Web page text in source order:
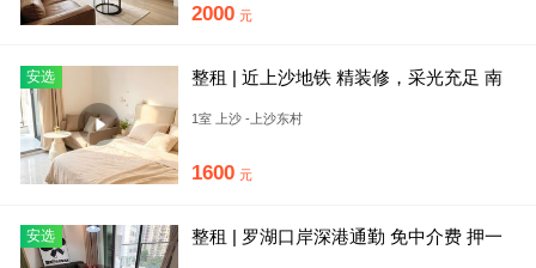
2000 元
安选
整租 | 近上沙地铁 精装修，采光充足 南
1室 上沙 -上沙东村
1600 元
安选
整租 | 罗湖口岸深港通勤 免中介费 押一